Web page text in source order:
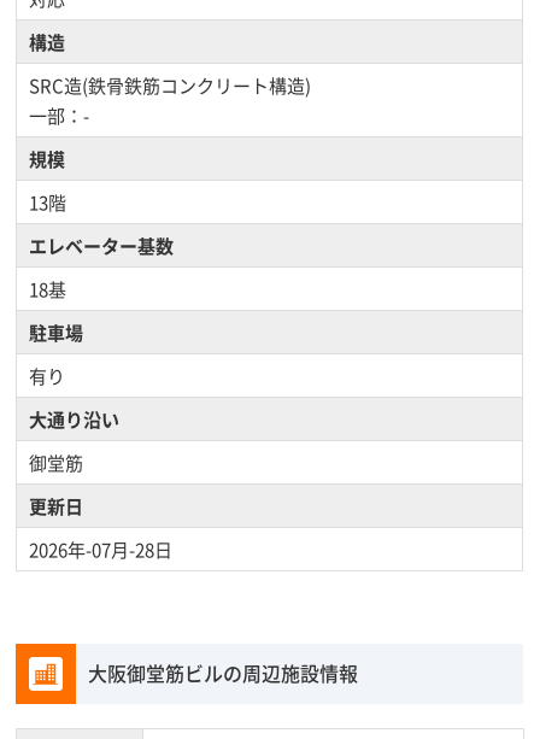
構造
SRC造(鉄骨鉄筋コンクリート構造)
一部：-
規模
13階
エレベーター基数
18基
駐車場
有り
大通り沿い
御堂筋
更新日
2026年-07月-28日
大阪御堂筋ビルの周辺施設情報